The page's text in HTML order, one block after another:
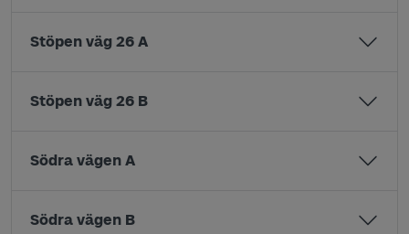
Stöpen väg 26 A
Stöpen väg 26 B
Södra vägen A
Södra vägen B